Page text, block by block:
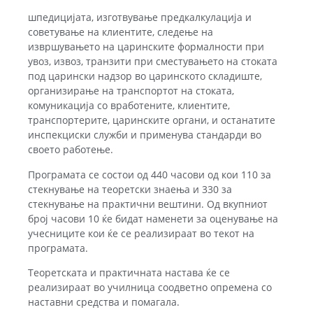
шпедицијата, изготвување предкалкулација и
советување на клиентите, следење на
извршувањето на царинските формалности при
увоз, извоз, транзити при сместувањето на стоката
под царински надзор во царинското складиште,
организирање на транспортот на стоката,
комуникација со вработените, клиентите,
транспортерите, царинските органи, и останатите
инспекциски служби и применува стандарди во
своето работење.
Програмата се состои од 440 часови од кои 110 за
стекнување на теоретски знаења и 330 за
стекнување на практични вештини. Од вкупниот
број часови 10 ќе бидат наменети за оценување на
учесниците кои ќе се реализираат во текот на
програмата.
Теоретската и практичната настава ќе се
реализираат во училница соодветно опремена со
наставни средства и помагала.